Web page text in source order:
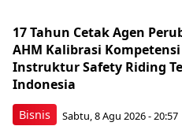
Bisnis
17 Tahun Cetak Agen
AHM Kalibrasi Kompetensi
Instruktur Safety Riding
Indonesia
Sabtu, 8 Agu 2026 - 20:57